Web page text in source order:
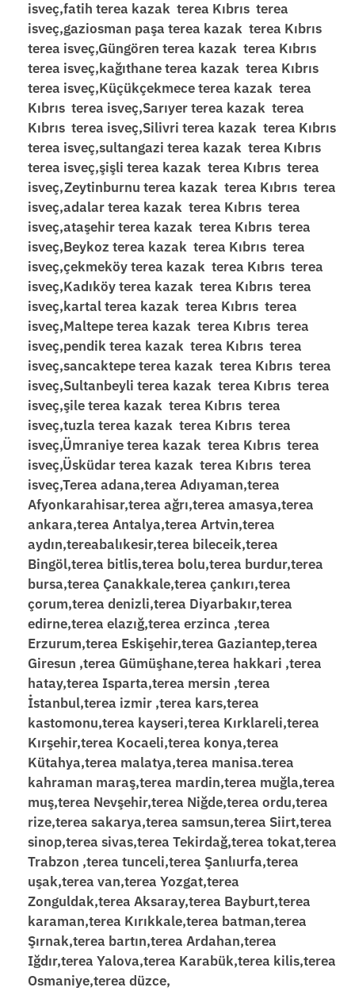
isveç,fatih terea kazak terea Kıbrıs terea
isveç,gaziosman paşa terea kazak terea Kıbrıs
terea isveç,Güngören terea kazak terea Kıbrıs
terea isveç,kağıthane terea kazak terea Kıbrıs
terea isveç,Küçükçekmece terea kazak terea
Kıbrıs terea isveç,Sarıyer terea kazak terea
Kıbrıs terea isveç,Silivri terea kazak terea Kıbrıs
terea isveç,sultangazi terea kazak terea Kıbrıs
terea isveç,şişli terea kazak terea Kıbrıs terea
isveç,Zeytinburnu terea kazak terea Kıbrıs terea
isveç,adalar terea kazak terea Kıbrıs terea
isveç,ataşehir terea kazak terea Kıbrıs terea
isveç,Beykoz terea kazak terea Kıbrıs terea
isveç,çekmeköy terea kazak terea Kıbrıs terea
isveç,Kadıköy terea kazak terea Kıbrıs terea
isveç,kartal terea kazak terea Kıbrıs terea
isveç,Maltepe terea kazak terea Kıbrıs terea
isveç,pendik terea kazak terea Kıbrıs terea
isveç,sancaktepe terea kazak terea Kıbrıs terea
isveç,Sultanbeyli terea kazak terea Kıbrıs terea
isveç,şile terea kazak terea Kıbrıs terea
isveç,tuzla terea kazak terea Kıbrıs terea
isveç,Ümraniye terea kazak terea Kıbrıs terea
isveç,Üsküdar terea kazak terea Kıbrıs terea
isveç,Terea adana,terea Adıyaman,terea
Afyonkarahisar,terea ağrı,terea amasya,terea
ankara,terea Antalya,terea Artvin,terea
aydın,tereabalıkesir,terea bileceik,terea
Bingöl,terea bitlis,terea bolu,terea burdur,terea
bursa,terea Çanakkale,terea çankırı,terea
çorum,terea denizli,terea Diyarbakır,terea
edirne,terea elazığ,terea erzinca ,terea
Erzurum,terea Eskişehir,terea Gaziantep,terea
Giresun ,terea Gümüşhane,terea hakkari ,terea
hatay,terea Isparta,terea mersin ,terea
İstanbul,terea izmir ,terea kars,terea
kastomonu,terea kayseri,terea Kırklareli,terea
Kırşehir,terea Kocaeli,terea konya,terea
Kütahya,terea malatya,terea manisa.terea
kahraman maraş,terea mardin,terea muğla,terea
muş,terea Nevşehir,terea Niğde,terea ordu,terea
rize,terea sakarya,terea samsun,terea Siirt,terea
sinop,terea sivas,terea Tekirdağ,terea tokat,terea
Trabzon ,terea tunceli,terea Şanlıurfa,terea
uşak,terea van,terea Yozgat,terea
Zonguldak,terea Aksaray,terea Bayburt,terea
karaman,terea Kırıkkale,terea batman,terea
Şırnak,terea bartın,terea Ardahan,terea
Iğdır,terea Yalova,terea Karabük,terea kilis,terea
Osmaniye,terea düzce,